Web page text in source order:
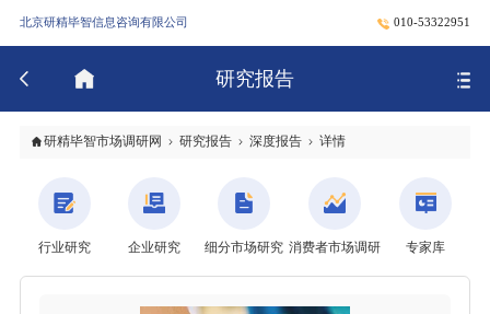
北京研精毕智信息咨询有限公司 010-53322951
研究报告
研精毕智市场调研网 研究报告 深度报告 详情
行业研究 企业研究 细分市场研究 消费者市场调研 专家库